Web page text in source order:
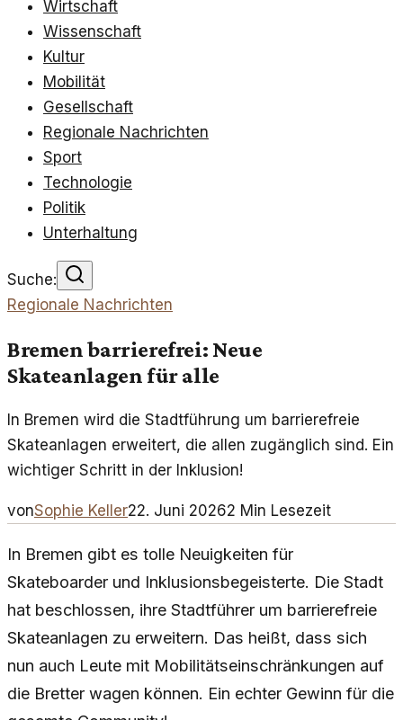
Wirtschaft
Wissenschaft
Kultur
Mobilität
Gesellschaft
Regionale Nachrichten
Sport
Technologie
Politik
Unterhaltung
Suche:
Regionale Nachrichten
Bremen barrierefrei: Neue
Skateanlagen für alle
In Bremen wird die Stadtführung um barrierefreie
Skateanlagen erweitert, die allen zugänglich sind. Ein
wichtiger Schritt in der Inklusion!
vonSophie Keller22. Juni 20262 Min Lesezeit
In Bremen gibt es tolle Neuigkeiten für
Skateboarder und Inklusionsbegeisterte. Die Stadt
hat beschlossen, ihre Stadtführer um barrierefreie
Skateanlagen zu erweitern. Das heißt, dass sich
nun auch Leute mit Mobilitätseinschränkungen auf
die Bretter wagen können. Ein echter Gewinn für die